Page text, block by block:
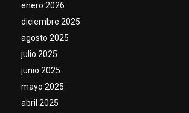
enero 2026
diciembre 2025
agosto 2025
julio 2025
junio 2025
mayo 2025
abril 2025